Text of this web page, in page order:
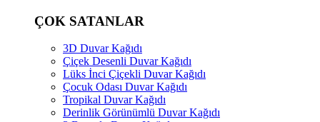
ÇOK SATANLAR
3D Duvar Kağıdı
Çiçek Desenli Duvar Kağıdı
Lüks İnci Çiçekli Duvar Kağıdı
Çocuk Odası Duvar Kağıdı
Tropikal Duvar Kağıdı
Derinlik Görünümlü Duvar Kağıdı